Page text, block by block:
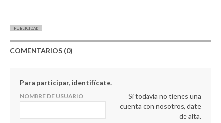
PUBLICIDAD
COMENTARIOS (0)
Para participar, identifícate.
NOMBRE DE USUARIO
Si todavía no tienes una
cuenta con nosotros, date
de alta.